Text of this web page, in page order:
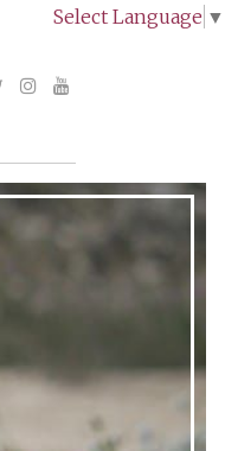
Select Language ▼